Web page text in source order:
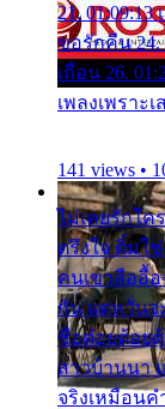
21. 01:09:13
ขอรักคืน 24.
เถื่อน 26.
เพลงเพราะ
141 views •
ไม่เคยรักใ
ตรึงใจ ติ๋มใ
คนเขาลืออื้
กัน แต่หวั่นจ
ชื่อต๋อยต้อยตุ้
สาวบ้านนา
จริงเหมือน